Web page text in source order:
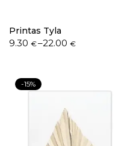
Printas Tyla
9.30 €–22.00€
-15%